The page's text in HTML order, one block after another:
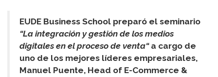
EUDE Business School preparó el seminario
“La integración y gestión de los medios
digitales en el proceso de venta“a cargo de
uno de los mejores líderes empresariales,
Manuel Puente, Head of E-Commerce &